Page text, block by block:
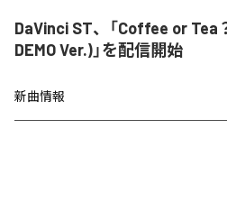
DaVinci ST、「Coffee or Tea
DEMO Ver.)」を配信開始
新曲情報